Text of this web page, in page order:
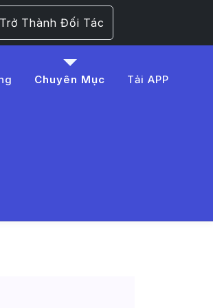
Trở Thành Đối Tác
Chuyên Mục Tải APP